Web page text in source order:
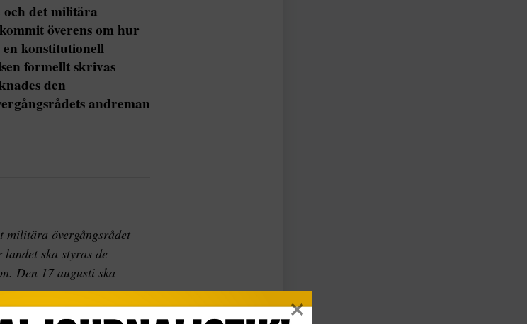
och det militära
överens om hur
konstitutionell
formellt skrivas
den
andreman
militära övergångsrådet
ska styras de
Den 17 augusti ska